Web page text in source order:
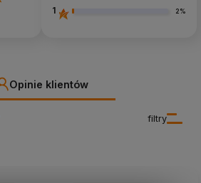
1 2%
Opinie klientów
filtry